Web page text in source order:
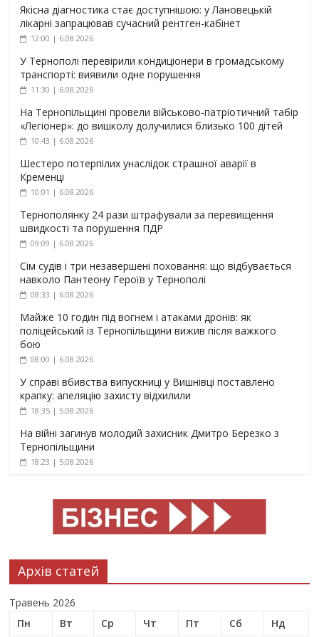
Якісна діагностика стає доступнішою: у Лановецькій
лікарні запрацював сучасний рентген-кабінет
12:00 | 6.08.2026
У Тернополі перевірили кондиціонери в громадському
транспорті: виявили одне порушення
11:30 | 6.08.2026
На Тернопільщині провели військово-патріотичний табір
«Легіонер»: до вишколу долучилися близько 100 дітей
10:43 | 6.08.2026
Шестеро потерпілих унаслідок страшної аварії в
Кременці
10:01 | 6.08.2026
Тернополянку 24 рази штрафували за перевищення
швидкості та порушення ПДР
09:09 | 6.08.2026
Сім судів і три незавершені поховання: що відбувається
навколо Пантеону Героїв у Тернополі
08:33 | 6.08.2026
Майже 10 годин під вогнем і атаками дронів: як
поліцейський із Тернопільщини вижив після важкого
бою
08:00 | 6.08.2026
У справі вбивства випускниці у Вишнівці поставлено
крапку: апеляцію захисту відхилили
18:35 | 5.08.2026
На війні загинув молодий захисник Дмитро Березко з
Тернопільщини
18:23 | 5.08.2026
Архів статей
Травень 2026
Пн
Вт Ср Чт Пт Сб
Нд